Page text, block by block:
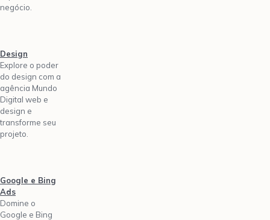
negócio.
Design
Explore o poder
do design com a
agência Mundo
Digital web e
design e
transforme seu
projeto.
Google e Bing
Ads
Domine o
Google e Bing